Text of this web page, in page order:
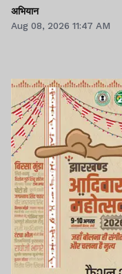
अभियान
Aug 08, 2026 11:47 AM